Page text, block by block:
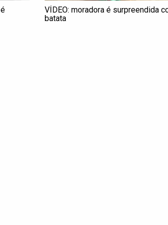
VÍDEO: moradora é surpreendida
batata